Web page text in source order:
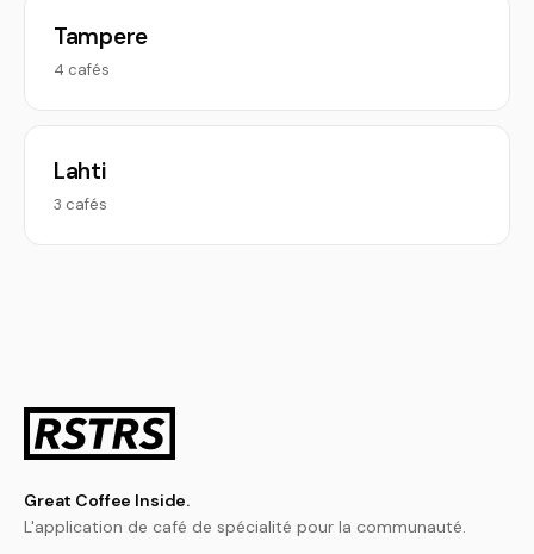
Tampere
4 cafés
Lahti
3 cafés
Great Coffee Inside.
L'application de café de spécialité pour la communauté.